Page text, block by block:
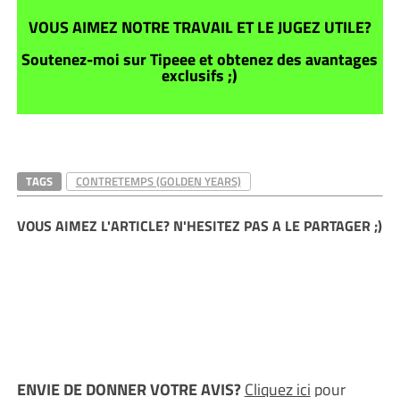
VOUS AIMEZ NOTRE TRAVAIL ET LE JUGEZ UTILE?
Soutenez-moi sur Tipeee et obtenez des avantages
exclusifs ;)
TAGS CONTRETEMPS (GOLDEN YEARS)
VOUS AIMEZ L'ARTICLE? N'HESITEZ PAS A LE PARTAGER ;)
ENVIE DE DONNER VOTRE AVIS?Cliquez ici pour